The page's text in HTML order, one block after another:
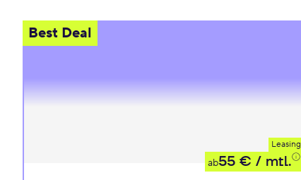
Best Deal
Leasing
ab55 € / mtl.